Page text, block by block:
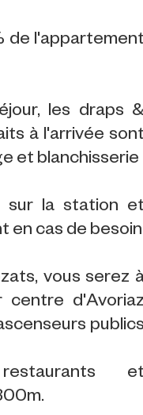
de
les draps
à l'arrivée
et blanchisserie
sur la station
en cas de besoin
vous serez
centre